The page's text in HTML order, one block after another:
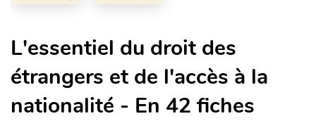
L'essentiel du droit des
étrangers et de l'accès à la
nationalité - En 42 fiches